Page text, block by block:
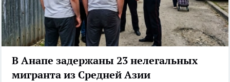
В Анапе задержаны 23 нелегальных
мигранта из Средней Азии